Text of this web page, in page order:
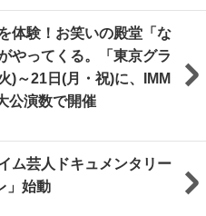
体験！お笑いの殿堂「な
やってくる。「東京グラ
)～21日(月・祝)に、IMM
公演数で開催
ム芸人ドキュメンタリー
」始動